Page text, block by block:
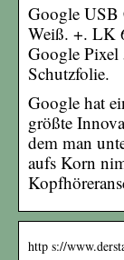
Google USB
Weiß. +. LK
Google Pixel
Schutzfolie.
Google hat
größte
dem man
aufs Korn
http s://